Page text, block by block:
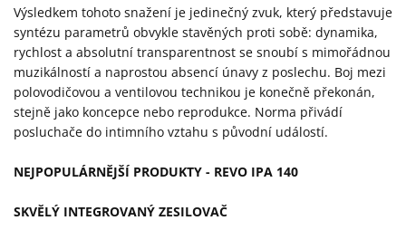
Výsledkem tohoto snažení je jedinečný zvuk, který představuje
syntézu parametrů obvykle stavěných proti sobě: dynamika,
rychlost a absolutní transparentnost se snoubí s mimořádnou
muzikálností a naprostou absencí únavy z poslechu. Boj mezi
polovodičovou a ventilovou technikou je konečně překonán,
stejně jako koncepce nebo reprodukce. Norma přivádí
posluchače do intimního vztahu s původní událostí.
NEJPOPULÁRNĚJŠÍ PRODUKTY - REVO IPA 140
SKVĚLÝ INTEGROVANÝ ZESILOVAČ